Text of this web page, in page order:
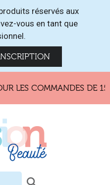
réservés aux
vous en tant que
LES COMMANDES DE